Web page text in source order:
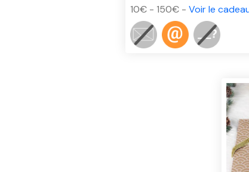
10€ - 150€ -Voir le